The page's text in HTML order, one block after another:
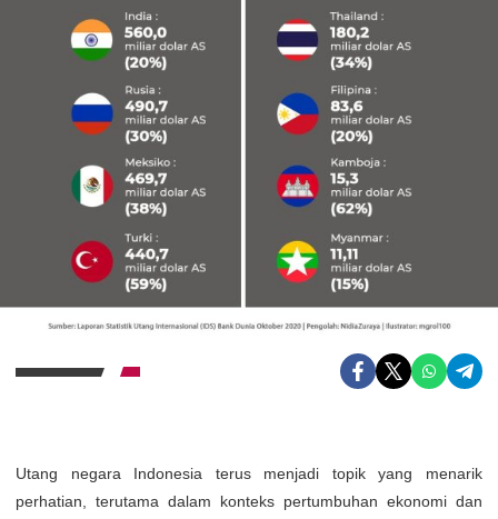
Utang negara Indonesia terus menjadi topik yang menarik
perhatian, terutama dalam konteks pertumbuhan ekonomi dan